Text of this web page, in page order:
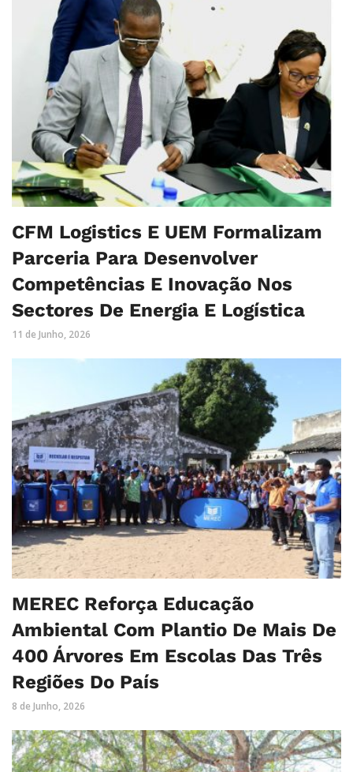
CFM Logistics E UEM Formalizam
Parceria Para Desenvolver
Competências E Inovação Nos
Sectores De Energia E Logística
11 de Junho, 2026
MEREC Reforça Educação
Ambiental Com Plantio De Mais De
400 Árvores Em Escolas Das Três
Regiões Do País
8 de Junho, 2026